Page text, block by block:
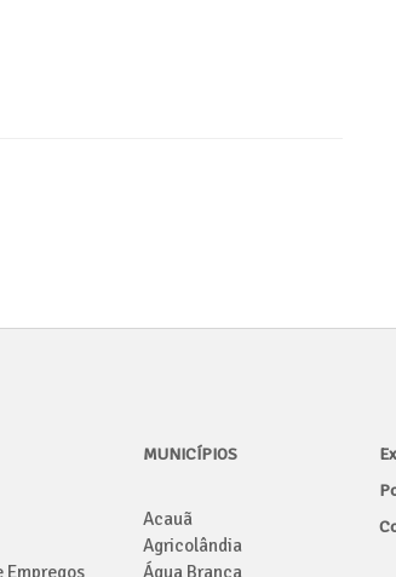
Empregos
MUNICÍPIOS
Acauã
Agricolândia
Água Branca